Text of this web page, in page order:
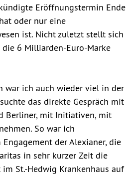
Eröffnungstermin Ende
oder nur eine
ist. Nicht zuletzt stellt sich
die 6 Milliarden-Euro-Marke
war ich auch wieder viel in der
das direkte Gespräch mit
Berliner, mit Initiativen, mit
So war ich
der Alexianer, die
in sehr kurzer Zeit die
St.-Hedwig Krankenhaus auf